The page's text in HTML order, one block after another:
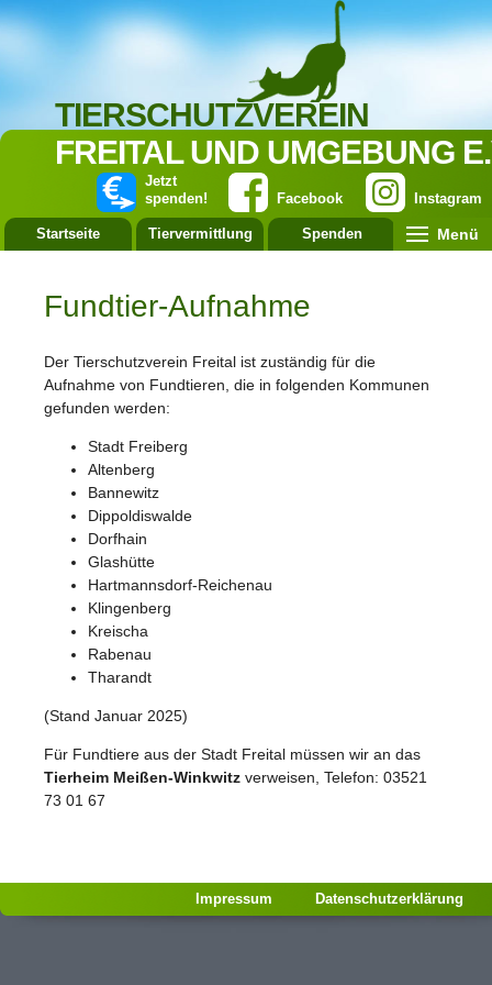
TIERSCHUTZVEREIN
FREITAL UND UMGEBUNG
Instagram
Facebook
Jetzt
spenden!
Startseite Tiervermittlung Spenden Menü
Fundtier-Aufnahme
Der Tierschutzverein Freital ist zuständig für die
Aufnahme von Fundtieren, die in folgenden Kommunen
gefunden werden:
Stadt Freiberg
Altenberg
Bannewitz
Dippoldiswalde
Dorfhain
Glashütte
Hartmannsdorf-Reichenau
Klingenberg
Kreischa
Rabenau
Tharandt
(Stand Januar 2025)
Für Fundtiere aus der Stadt Freital müssen wir an das
Tierheim Meißen-Winkwitz verweisen, Telefon: 03521
73 01 67
Impressum Datenschutzerklärung